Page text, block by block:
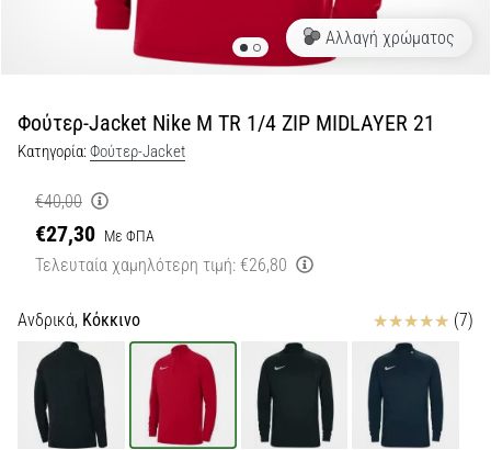
άρθρων
Αλλαγή χρώματος
Φούτερ-Jacket Nike M TR 1/4 ZIP MIDLAYER 21
Κατηγορία:Φούτερ-Jacket
€40,00
€27,30 Με ΦΠΑ
Τελευταία χαμηλότερη τιμή: €26,80
Ανδρικά, Κόκκινο Κριτικές (7)